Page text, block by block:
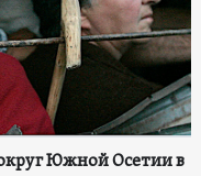
Южной Осетии в